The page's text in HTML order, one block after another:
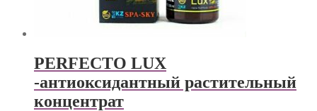
PERFECTO LUX
-антиоксидантный растительный
концентрат